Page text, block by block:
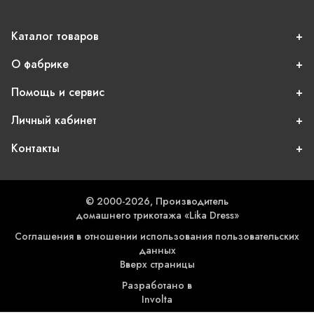
Каталог товаров
О фабрике
Помощь и сервис
Личный кабинет
Контакты
© 2000-2026, Производитель
домашнего трикотажа «Lika Dress»
Соглашения в отношении использования пользовательских
данных
Вверх страницы
Разработано в
Involta